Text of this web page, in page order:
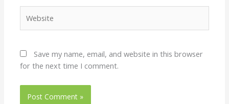
Save my name, email, and website in this browser
for the next time I comment.